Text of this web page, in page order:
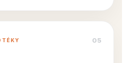
05